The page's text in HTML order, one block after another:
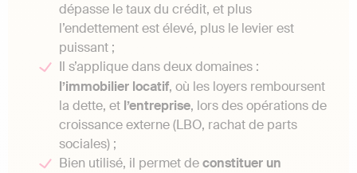
dépasse le taux du crédit, et plus
l’endettement est élevé, plus le levier est
puissant ;
Il s’applique dans deux domaines :
l’immobilier locatif, où les loyers remboursent
la dette, et l’entreprise, lors des opérations de
croissance externe (LBO, rachat de parts
sociales) ;
Bien utilisé, il permet deconstituer un